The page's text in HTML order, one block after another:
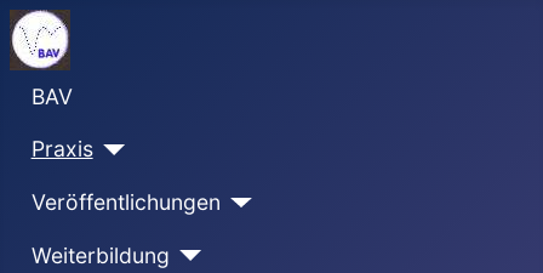
BAV
Praxis
Veröffentlichungen
Weiterbildung